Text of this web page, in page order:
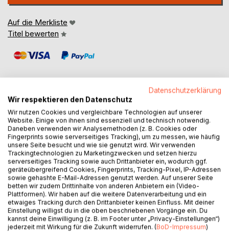
Auf die Merkliste
Titel bewerten
BESCHREIBUNG
Wulfenstein! Das beschauliche Städtchen in Deutschland
wird Schauplatz eines brutalen Mordfalls. Die gesamte
Stadt samt Oberbürgermeister ist entsetzt. Kommissar
Hohenfurch steht vor einem großen Rätsel, da das
Mordopfer ein undurchsichtiges Geheimnis mit sich ins
Grab nahm. Zur Lösung des Falls wird die Hilfe des
Gästeführers Severin Rottmann benötigt, der mit Instinkt,
zufälligen Aktivitäten und seinem geschichtlichen
Fachwissen der Kriminalpolizei eine große Hilfe wird. Wenn
Datenschutzerklärung
Wir respektieren den Datenschutz
Wir nutzen Cookies und vergleichbare Technologien auf unserer
Website. Einige von ihnen sind essenziell und technisch notwendig.
Daneben verwenden wir Analysemethoden (z. B. Cookies oder
Fingerprints sowie serverseitiges Tracking), um zu messen, wie häufig
unsere Seite besucht und wie sie genutzt wird. Wir verwenden
Trackingtechnologien zu Marketingzwecken und setzen hierzu
serverseitiges Tracking sowie auch Drittanbieter ein, wodurch ggf.
geräteübergreifend Cookies, Fingerprints, Tracking-Pixel, IP-Adressen
sowie gehashte E-Mail-Adressen genutzt werden. Auf unserer Seite
betten wir zudem Drittinhalte von anderen Anbietern ein (Video-
Plattformen). Wir haben auf die weitere Datenverarbeitung und ein
etwaiges Tracking durch den Drittanbieter keinen Einfluss. Mit deiner
Einstellung willigst du in die oben beschriebenen Vorgänge ein. Du
kannst deine Einwilligung (z. B. im Footer unter „Privacy-Einstellungen“)
jederzeit mit Wirkung für die Zukunft widerrufen. (BoD-Impressum)